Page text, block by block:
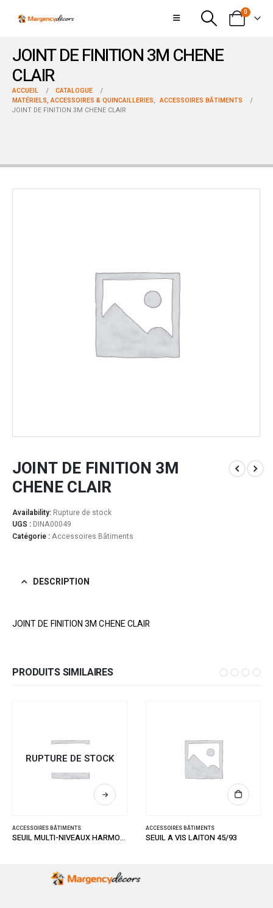
0
JOINT DE FINITION 3M CHENE
CLAIR
ACCUEIL
CATALOGUE
MATÉRIELS, ACCESSOIRES & QUINCAILLERIES, ACCESSOIRES BÂTIMENTS
JOINT DE FINITION 3M CHENE CLAIR
JOINT DE FINITION 3M
CHENE CLAIR
Availability: Rupture de stock
UGS : DINA00049
Catégorie :Accessoires Bâtiments
DESCRIPTION
JOINT DE FINITION 3M CHENE CLAIR
PRODUITS SIMILAIRES
RUPTURE DE STOCK
ACCESSOIRES BÂTIMENTS
SEUIL MULTI-NIVEAUX HARMONY TITIUM STRIE 41/93
ACCESSOIRES BÂTIMENTS
SEUIL A VIS LAITON 45/93